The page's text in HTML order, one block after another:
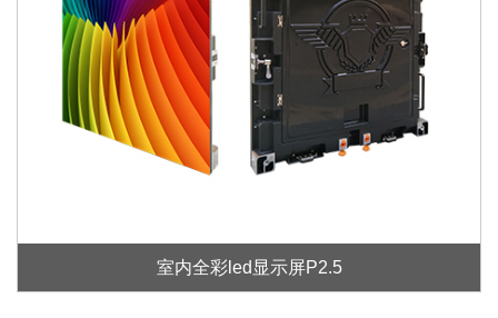
室内全彩led显示屏P2.5